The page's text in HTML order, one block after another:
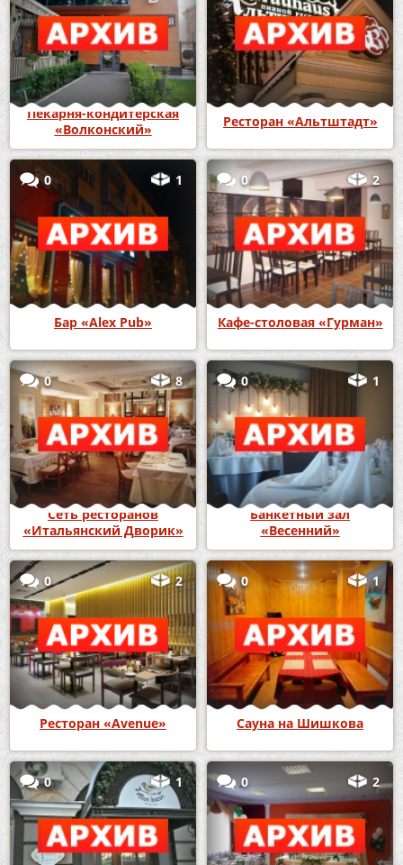
Пекарня-кондитерская
«Волконский»
Ресторан «Альтштадт»
0 1
Бар «Alex Pub»
0 2
Кафе-столовая «Гурман»
0 8
Сеть ресторанов
«Итальянский Дворик»
0 1
Банкетный зал
«Весенний»
0 2
Ресторан «Avenue»
0 1
Сауна на Шишкова
0 1 0 2